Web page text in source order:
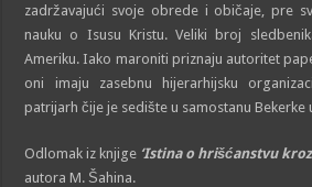
zadržavajući svoje obrede i običaje, pre
nauku o Isusu Kristu. Veliki broj
Ameriku. Iako maroniti priznaju autoritet
oni imaju zasebnu hijerarhijsku
patrijarh čije je sedište u samostanu Bekerke
Odlomak iz knjige ‘Istina o hrišćanstvu
autora M. Šahina.